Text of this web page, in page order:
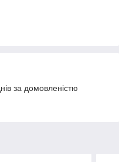
за домовленістю